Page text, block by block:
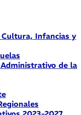
Infancias y
de la